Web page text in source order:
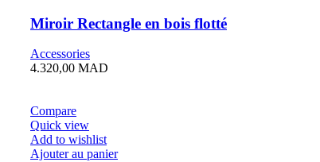
Miroir Rectangle en bois flotté
Accessories
4.320,00 MAD
Compare
Quick view
Add to wishlist
Ajouter au panier